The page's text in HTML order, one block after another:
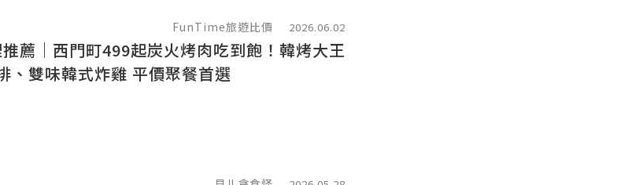
FunTime旅遊比價 2026.06.02
薦｜西門町499起炭火烤肉吃到飽！韓烤大王
、雙味韓式炸雞 平價聚餐首選